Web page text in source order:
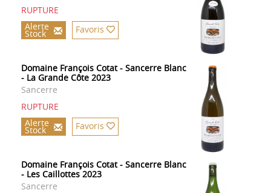
RUPTURE
Alerte
Stock Favoris
Domaine François Cotat - Sancerre Blanc
- La Grande Côte 2023
Sancerre
RUPTURE
Alerte
Stock Favoris
Domaine François Cotat - Sancerre Blanc
- Les Caillottes 2023
Sancerre